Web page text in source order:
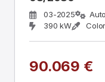
03-2025
390 kW
90.069 €